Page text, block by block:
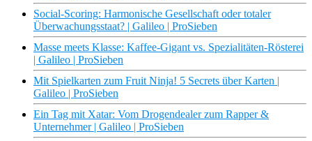
Social-Scoring: Harmonische Gesellschaft oder totaler
Überwachungsstaat? | Galileo | ProSieben
Masse meets Klasse: Kaffee-Gigant vs. Spezialitäten-Rösterei
| Galileo | ProSieben
Mit Spielkarten zum Fruit Ninja! 5 Secrets über Karten |
Galileo | ProSieben
Ein Tag mit Xatar: Vom Drogendealer zum Rapper &
Unternehmer | Galileo | ProSieben